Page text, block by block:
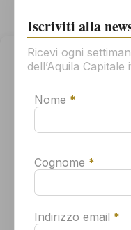
i cookie per memorizzare
dispositivo. Il tuo
navigazione o gli ID univoci
funzionare correttamente.
Sito web:
www.muspac.com
Iscriviti alla
Ricevi ogni
dell’Aquila
Nome *
Cognome *
Indirizzo email *